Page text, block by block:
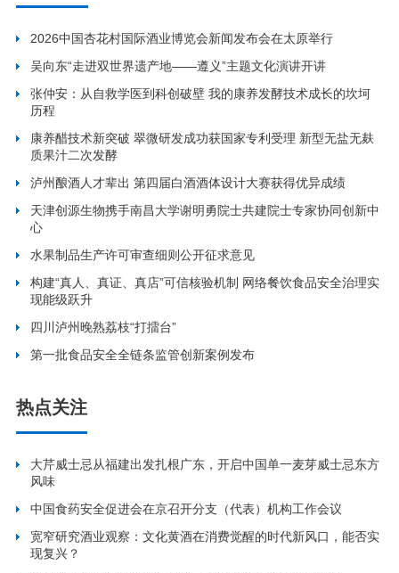
2026中国杏花村国际酒业博览会新闻发布会在太原举行
吴向东“走进双世界遗产地——遵义”主题文化演讲开讲
张仲安：从自救学医到科创破壁 我的康养发酵技术成长的坎坷
历程
康养醋技术新突破 翠微研发成功获国家专利受理 新型无盐无麸
质果汁二次发酵
泸州酿酒人才辈出 第四届白酒酒体设计大赛获得优异成绩
天津创源生物携手南昌大学谢明勇院士共建院士专家协同创新中
心
水果制品生产许可审查细则公开征求意见
构建“真人、真证、真店”可信核验机制 网络餐饮食品安全治理实
现能级跃升
四川泸州晚熟荔枝“打擂台”
第一批食品安全全链条监管创新案例发布
热点关注
大芹威士忌从福建出发扎根广东，开启中国单一麦芽威士忌东方
风味
中国食药安全促进会在京召开分支（代表）机构工作会议
宽窄研究酒业观察：文化黄酒在消费觉醒的时代新风口，能否实
现复兴？